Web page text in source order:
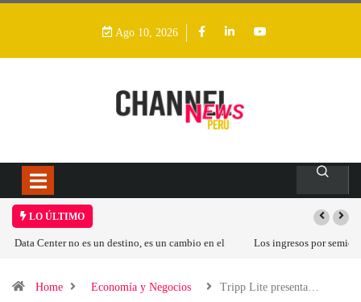
Ago 10, 2026
LO ÚLTIMO
Los ingresos por semiconductores aumentarán más de un 94 % en 2026
Home Economía y Negocios Tripp Lite presenta…